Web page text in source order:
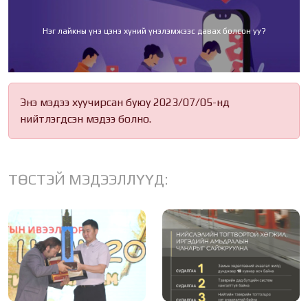
Нэг лайкны үнэ цэнэ хүний үнэлэмжээс давах болсон уу?
Энэ мэдээ хуучирсан буюу 2023/07/05-нд
нийтлэгдсэн мэдээ болно.
ТӨСТЭЙ МЭДЭЭЛЛҮҮД: